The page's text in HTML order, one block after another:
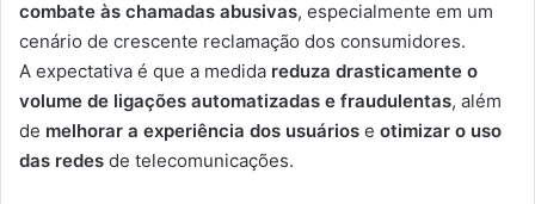
combate às chamadas abusivas, especialmente em um
cenário de crescente reclamação dos consumidores.
A expectativa é que a medida reduza drasticamente o
volume de ligações automatizadas e fraudulentas, além
de melhorar a experiência dos usuários e otimizar o uso
das redes de telecomunicações.